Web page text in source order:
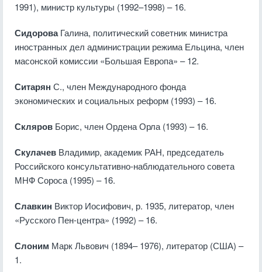
1991), министр культуры (1992–1998) – 16.
СидороваГалина, политический советник министра
иностранных дел администрации режима Ельцина, член
масонской комиссии «Большая Европа» – 12.
Ситарян С., член Международного фонда
экономических и социальных реформ (1993) – 16.
Скляров Борис, член Ордена Орла (1993) – 16.
Скулачев Владимир, академик РАН, председатель
Российского консультативно-наблюдательного совета
МНФ Сороса (1995) – 16.
Славкин Виктор Иосифович, р. 1935, литератор, член
«Русского Пен-центра» (1992) – 16.
Слоним Марк Львович (1894– 1976), литератор (США) –
1.